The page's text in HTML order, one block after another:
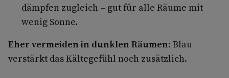
dämpfen zugleich – gut für alle Räume mit
wenig Sonne.
Eher vermeiden in dunklen Räumen: Blau
verstärkt das Kältegefühl noch zusätzlich.